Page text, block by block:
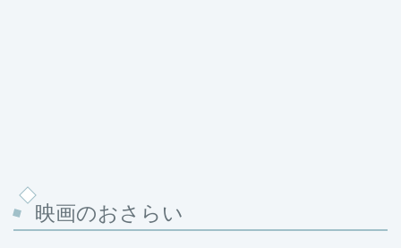
映画のおさらい